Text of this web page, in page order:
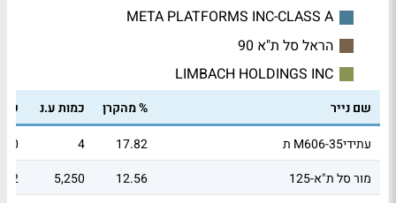
META PLATFORMS INC-CLASS A
הראל סל ת"א 90
LIMBACH HOLDINGS INC
שם נייר % מהקרן כמות ע.נ
ת M606-35עתידי
17.82
4
0
מור סל ת"א-125
12.56
5,250